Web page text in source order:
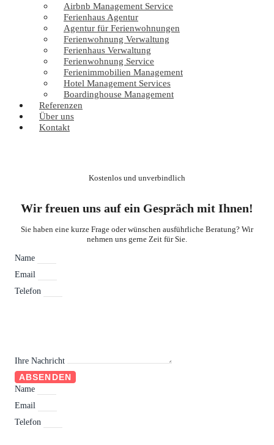
Airbnb Management Service
Ferienhaus Agentur
Agentur für Ferienwohnungen
Ferienwohnung Verwaltung
Ferienhaus Verwaltung
Ferienwohnung Service
Ferienimmobilien Management
Hotel Management Services
Boardinghouse Management
Referenzen
Über uns
Kontakt
Kostenlos und unverbindlich
Wir freuen uns auf ein Gespräch mit Ihnen!
Sie haben eine kurze Frage oder wünschen ausführliche Beratung? Wir
nehmen uns gerne Zeit für Sie.
Name
Email
Telefon
Ihre Nachricht
ABSENDEN
Name
Email
Telefon